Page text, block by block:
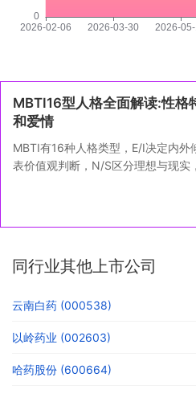
MBTI16型人格全面解读:性格
和爱情
MBTI有16种人格类型，E/I决定内
表价值观判断，N/S区分理想与现实
同行业其他上市公司
云南白药 (000538)
以岭药业 (002603)
哈药股份 (600664)